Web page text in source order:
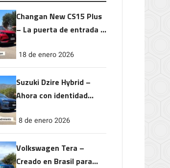
Changan New CS15 Plus
– La puerta de entrada a
18 de enero 2026
Suzuki Dzire Hybrid –
Ahora con identidad
rendimiento
8 de enero 2026
Volkswagen Tera –
Creado en Brasil para